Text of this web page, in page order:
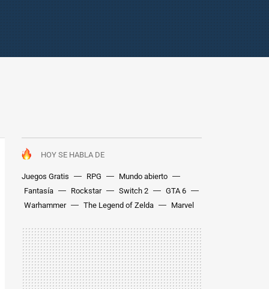
HOY SE HABLA DE
Juegos Gratis RPG
Mundo abierto
Fantasía
Rockstar Switch 2
GTA 6
Warhammer
The Legend of Zelda Marvel